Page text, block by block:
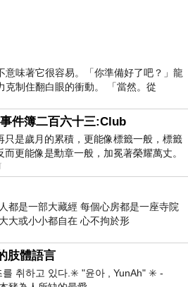
意味著它很容易。「你準備好了吧？」龍
克制住翻白眼的衝動。 「當然。從
件簿二百六十三:Club
只是歲月的累積，更能像標籤一般，標籤
而更能像是勳章一般，加冕著榮耀萬丈。
縱容，成了再難輕輕放下的罪證
都是一部大藏經 每個心房都是一座寺院
大或小小都自在 心不拘於形
肢體語言
취하고 있다.✳️ "윤아 , YunAh" ✳️ -